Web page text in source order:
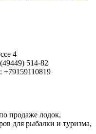
4
514-82
+79159110819
продаже лодок,
для рыбалки и туризма,